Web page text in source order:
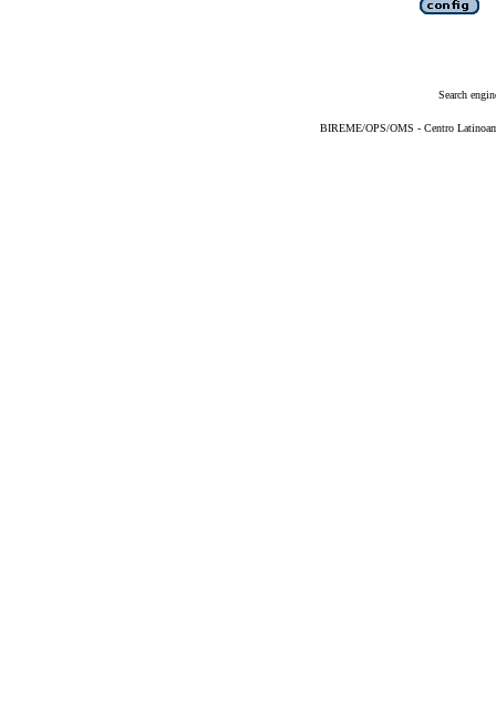
Search
BIREME/OPS/OMS - Centro